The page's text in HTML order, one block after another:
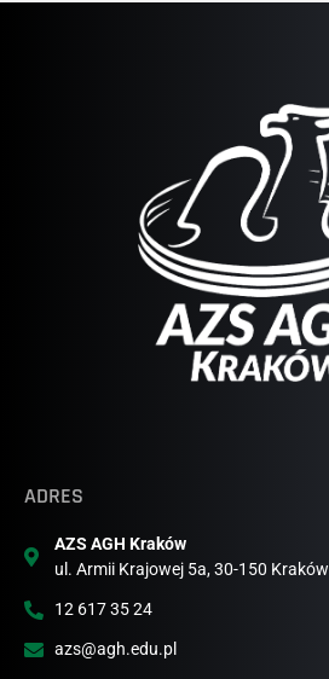
ADRES
AZS AGH Kraków
ul. Armii Krajowej 5a, 30-150 Kraków
12 617 35 24
azs@agh.edu.pl